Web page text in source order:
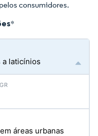
consumidores.
*
a laticínios
áreas urbanas